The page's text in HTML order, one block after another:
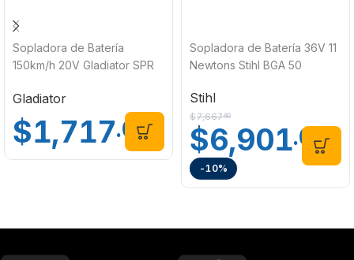
Sopladora de Batería
150km/h 20V Gladiator SPR
Gladiator
$1,717.00
Sopladora de Batería 36V 11
Newtons Stihl BGA 50
Stihl
$7,667.60
$6,901.00
-10%